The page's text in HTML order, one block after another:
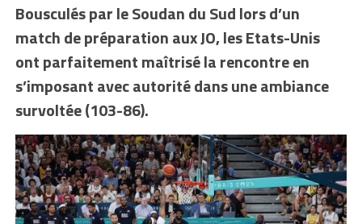
Bousculés par le Soudan du Sud lors d’un
match de préparation aux JO, les Etats-Unis
ont parfaitement maîtrisé la rencontre en
s’imposant avec autorité dans une ambiance
survoltée (103-86).